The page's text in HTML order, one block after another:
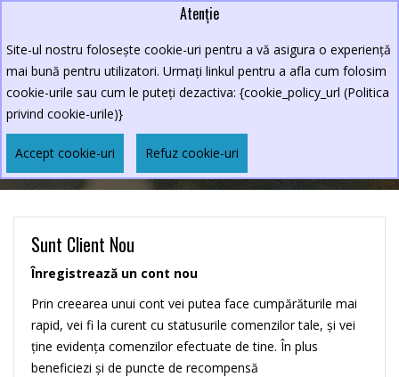
Atenție
Site-ul nostru folosește cookie-uri pentru a vă asigura o experiență
mai bună pentru utilizatori. Urmați linkul pentru a afla cum folosim
cookie-urile sau cum le puteți dezactiva: {cookie_policy_url (Politica
privind cookie-urile)}
Accept cookie-uri Refuz cookie-uri
0264.590213
New Croco
Cont Autentificare
Sunt Client Nou
Înregistrează un cont nou
Prin creearea unui cont vei putea face cumpărăturile mai
rapid, vei fi la curent cu statusurile comenzilor tale, şi vei
ţine evidenţa comenzilor efectuate de tine. În plus
beneficiezi şi de puncte de recompensă